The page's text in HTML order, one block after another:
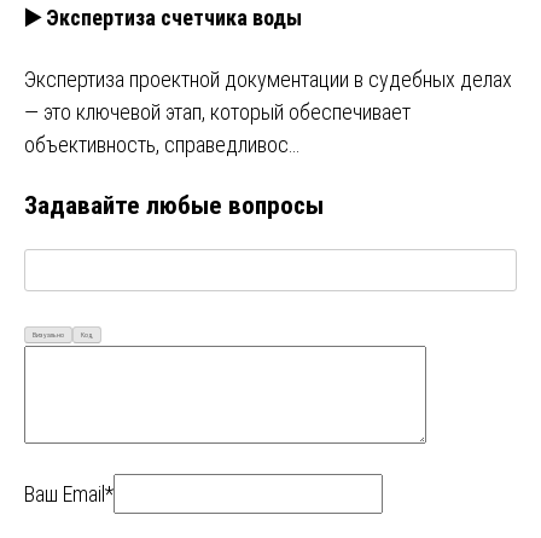
▶️ Экспертиза счетчика воды
Экспертиза проектной документации в судебных делах
— это ключевой этап, который обеспечивает
объективность, справедливос…
Задавайте любые вопросы
Визуально Код
Ваш Email*